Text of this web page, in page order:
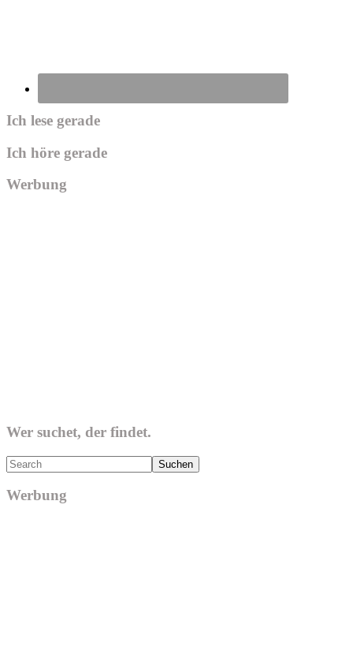
Ich lese gerade
Ich höre gerade
Werbung
Wer suchet, der findet.
Search
Werbung